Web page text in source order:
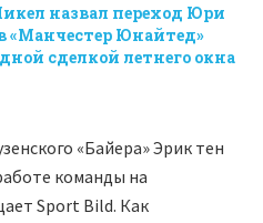
назвал переход Юри
«Манчестер Юнайтед»
сделкой летнего окна
«Байера» Эрик тен
команды на
Sport Bild. Как